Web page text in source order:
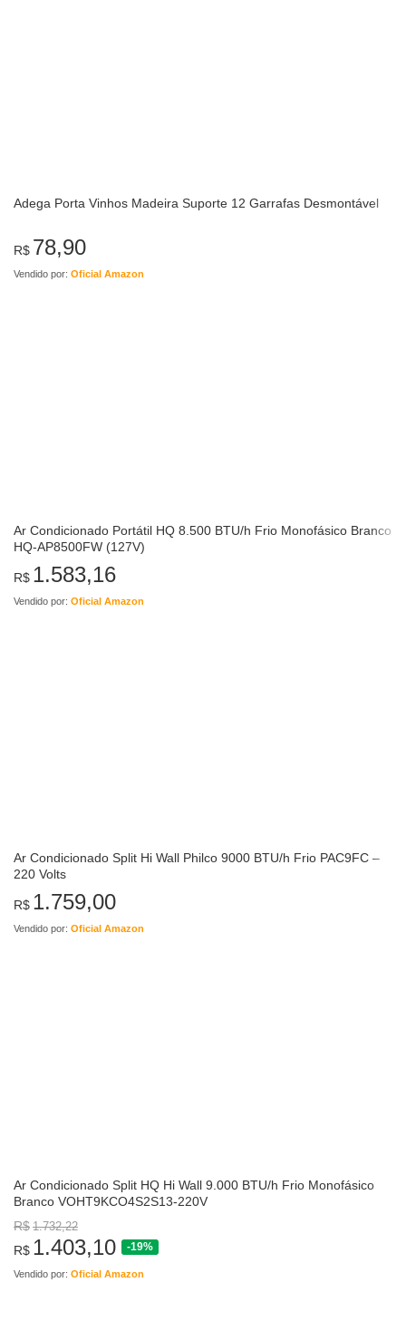
Adega Porta Vinhos Madeira Suporte 12 Garrafas Desmontável
R$ 78,90
Vendido por: Oficial Amazon
Ar Condicionado Portátil HQ 8.500 BTU/h Frio Monofásico Branco
HQ-AP8500FW (127V)
R$ 1.583,16
Vendido por: Oficial Amazon
Ar Condicionado Split Hi Wall Philco 9000 BTU/h Frio PAC9FC –
220 Volts
R$ 1.759,00
Vendido por: Oficial Amazon
Ar Condicionado Split HQ Hi Wall 9.000 BTU/h Frio Monofásico
Branco VOHT9KCO4S2S13-220V
R$ 1.732,22
R$ 1.403,10 -19%
Vendido por: Oficial Amazon